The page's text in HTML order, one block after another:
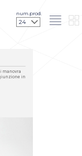
num.prod.
manovra
in